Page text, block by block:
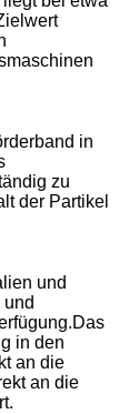
in
zu
der Partikel
und
in den
an die
an die